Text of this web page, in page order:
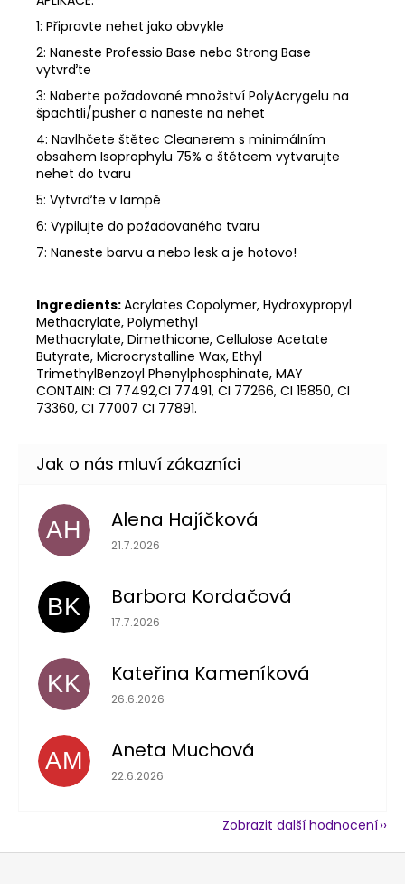
1: Připravte nehet jako obvykle
2: Naneste Professio Base nebo Strong Base
vytvrďte
3: Naberte požadované množství PolyAcrygelu na
špachtli/pusher a naneste na nehet
4: Navlhčete štětec Cleanerem s minimálním
obsahem Isoprophylu 75% a štětcem vytvarujte
nehet do tvaru
5: Vytvrďte v lampě
6: Vypilujte do požadovaného tvaru
7: Naneste barvu a nebo lesk a je hotovo!
Ingredients:Acrylates Copolymer, Hydroxypropyl
Methacrylate, Polymethyl
Methacrylate, Dimethicone, Cellulose Acetate
Butyrate, Microcrystalline Wax, Ethyl
TrimethylBenzoyl Phenylphosphinate, MAY
CONTAIN: CI 77492,CI 77491, CI 77266, CI 15850, CI
73360, CI 77007 CI 77891.
AH Alena Hajíčková
Hodnocení obchodu je 5 z 5 hvězdiček.
21.7.2026
BK Barbora Kordačová
Hodnocení obchodu je 5 z 5 hvězdiček.
17.7.2026
KK Kateřina Kameníková
Hodnocení obchodu je 5 z 5 hvězdiček.
26.6.2026
AM Aneta Muchová
Hodnocení obchodu je 5 z 5 hvězdiček.
22.6.2026
Zobrazit další hodnocení
Z